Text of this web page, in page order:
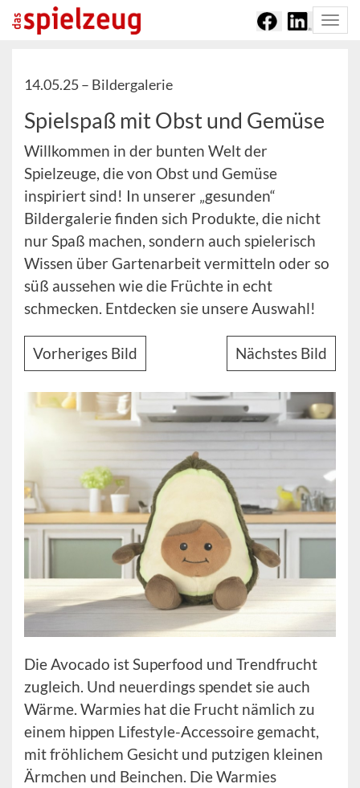
14.05.25 – Bildergalerie
Spielspaß mit Obst und Gemüse
Willkommen in der bunten Welt der
Spielzeuge, die von Obst und Gemüse
inspiriert sind! In unserer „gesunden“
Bildergalerie finden sich Produkte, die nicht
nur Spaß machen, sondern auch spielerisch
Wissen über Gartenarbeit vermitteln oder so
süß aussehen wie die Früchte in echt
schmecken. Entdecken sie unsere Auswahl!
Vorheriges Bild Nächstes Bild
Die Avocado ist Superfood und Trendfrucht
zugleich. Und neuerdings spendet sie auch
Wärme. Warmies hat die Frucht nämlich zu
einem hippen Lifestyle-Accessoire gemacht,
mit fröhlichem Gesicht und putzigen kleinen
Ärmchen und Beinchen. Die Warmies